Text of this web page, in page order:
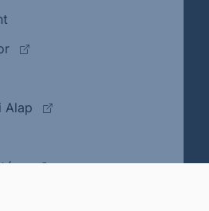
(külső oldalra ugrik)
oldalra ugrik)
Alap
(külső oldalra ugrik)
(külső oldalra ugrik)